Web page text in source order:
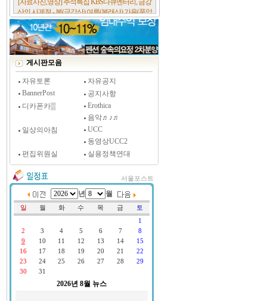
[서울포스트논단] 담배에 관한 추억, 연도별 우리
나라 금연정책 및 금연구역 확대 추이, 정부가 아
무리 더 해롭다고 사기를 쳐대도 피워 본 사람은
다 안다, 전자담배시장은 10년새 폭발적 증가세..
[시사저널 인터뷰] 윤방부 연세대 의대 명예교수,
"골초에게 전자담배를 허하라"
게시판모음
자유토론
자유공지
BannerPost
공지사항
디카폰카▒
Erothica
음악♬♪♬
일상의아침
UCC
동영상UCC2
편집위원실
실용정책연대
서울포스트